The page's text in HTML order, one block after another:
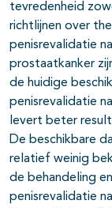
tevredenheid
richtlijnen over
penisrevalidatie
prostaatkanker
de huidige
penisrevalidatie
levert beter
De beschikbare
relatief weinig
de behandeling
penisrevalidatie